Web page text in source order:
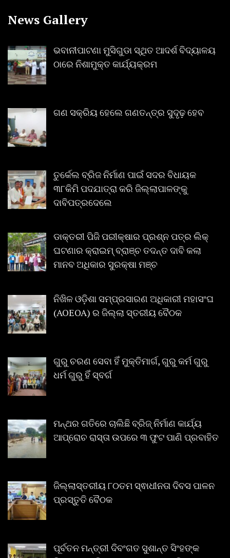
News Gallery
ଭବାନୀପାଟଣା ମୁସିଗୁଡା ସ୍ଥିତ ଆଦର୍ଶ ବିଦ୍ୟାଳୟ
ଠାରେ ନିଶାମୁକ୍ତ କାର୍ଯ୍ୟକ୍ରମ
ଗଣ ସକ୍ରିୟ ହେଲେ ଗଣତନ୍ତ୍ର ସୁଦୃଢ଼ ହେବ
ତୁର୍କେଲ ବ୍ରିଜ ନିର୍ମାଣ ପାଇଁ ସଦର ବିଧାୟକ
୩୮କିମି ପଦଯାତ୍ରା କରି ଜିଲ୍ଲାପାଳଙ୍କୁ
ଦାବିପତ୍ରଦେଲେ
ଡାକ୍ତରୀ ପିଜି ପରୀକ୍ଷାର ପ୍ରଶ୍ନ ପତ୍ର ଲିକ୍
ଘଟଣାର କ୍ରାଇମ୍ ବ୍ରାଞ୍ଚ ତଦନ୍ତ ଦାବି କଲା
ମାନବ ଅଧିକାର ସୁରକ୍ଷା ମଞ୍ଚ
ନିଖିଳ ଓଡ଼ିଶା ସମ୍ପ୍ରସାରଣ ଅଧିକାରୀ ମହାସଂଘ
(AOEOA) ର ଜିଲ୍ଲା ସ୍ତରୀୟ ବୈଠକ
ଗୁରୁ ଚରଣ ସେବା ହିଁ ମୁକ୍ତିମାର୍ଗ, ଗୁରୁ କର୍ମ ଗୁରୁ
ଧର୍ମ ଗୁରୁ ହିଁ ସ୍ବର୍ଗ
ମନ୍ଥର ଗତିରେ ଚାଲିଛି ବ୍ରିଜ୍ ନିର୍ମାଣ କାର୍ଯ୍ୟ
ଆପ୍ରୋଚ ରାସ୍ତା ଉପରେ ୩ ଫୁଟ ପାଣି ପ୍ରବାହିତ
ଜିଲ୍ଲାସ୍ତରୀୟ ୮୦ତମ ସ୍ଵାଧୀନତା ଦିବସ ପାଳନ
ପ୍ରସ୍ତୁତି ବୈଠକ
ପୂର୍ବତନ ମନ୍ତ୍ରୀ ଦିବଂଗତ ସୁଶାନ୍ତ ସିଂହଙ୍କ